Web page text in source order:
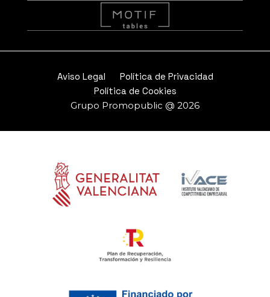
Aviso Legal
Política de Privacidad
Política de Cookies
Grupo Promopublic @ 2026